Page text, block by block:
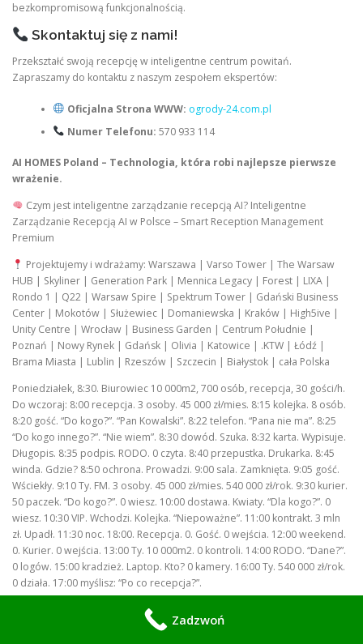
bezkompromisową funkcjonalnością.
Skontaktuj się z nami!
Przekształć swoją recepcję w inteligentne centrum powitań.
Zapraszamy do kontaktu z naszym zespołem ekspertów:
Oficjalna Strona WWW: ogrody-24.com.pl
Numer Telefonu: 570 933 114
AI HOMES Poland – Technologia, która robi najlepsze pierwsze
wrażenie.
Czym jest inteligentne zarządzanie recepcją AI? Inteligentne
Zarządzanie Recepcją AI w Polsce – Smart Reception Management
Premium
Projektujemy i wdrażamy: Warszawa | Varso Tower | The Warsaw
HUB | Skyliner | Generation Park | Mennica Legacy | Forest | LIXA |
Rondo 1 | Q22 | Warsaw Spire | Spektrum Tower | Gdański Business
Center | Mokotów | Służewiec | Domaniewska | Kraków | High5ive |
Unity Centre | Wrocław | Business Garden | Centrum Południe |
Poznań | Nowy Rynek | Gdańsk | Olivia | Katowice | .KTW | Łódź |
Brama Miasta | Lublin | Rzeszów | Szczecin | Białystok | cała Polska
Poniedziałek, 8:30. Biurowiec 10 000m2, 700 osób, recepcja, 30 gości/h.
Do wczoraj: 8:00 recepcja. 3 osoby. 45 000 zł/mies. 8:15 kolejka. 8 osób.
8:20 gość. “Do kogo?”. “Pan Kowalski”. 8:22 telefon. “Pana nie ma”. 8:25
“Do kogo innego?”. “Nie wiem”. 8:30 dowód. Szuka. 8:32 karta. Wypisuje.
Długopis. 8:35 podpis. RODO. 0 czyta. 8:40 przepustka. Drukarka. 8:45
winda. Gdzie? 8:50 ochrona. Prowadzi. 9:00 sala. Zamknięta. 9:05 gość.
Wściekły. 9:10 Ty. FM. 3 osoby. 45 000 zł/mies. 540 000 zł/rok. 9:30 kurier.
50 paczek. “Do kogo?”. 0 wiesz. 10:00 dostawa. Kwiaty. “Dla kogo?”. 0
wiesz. 10:30 VIP. Wchodzi. Kolejka. “Niepoważne”. 11:00 kontrakt. 3 mln
zł. Upadł. 11:30 noc. 18:00. Recepcja. 0. Gość. 0 wejścia. 12:00 weekend.
0. Kurier. 0 wejścia. 13:00 Ty. 10 000m2. 0 kontroli. 14:00 RODO. “Dane?”.
0 logów. 15:00 kradzież. Laptop. Kto? 0 kamery. 16:00 Ty. 540 000 zł/rok.
0 działa. 17:00 myślisz: “Po co recepcja?”.
Inteligentne Zarządzanie Recepcją AI
10 000m2. 700 osób. 0 recepcji. AI. Avatar. Ekran 55″. 8:29 gość. Wchodzi.
Zadzwoń